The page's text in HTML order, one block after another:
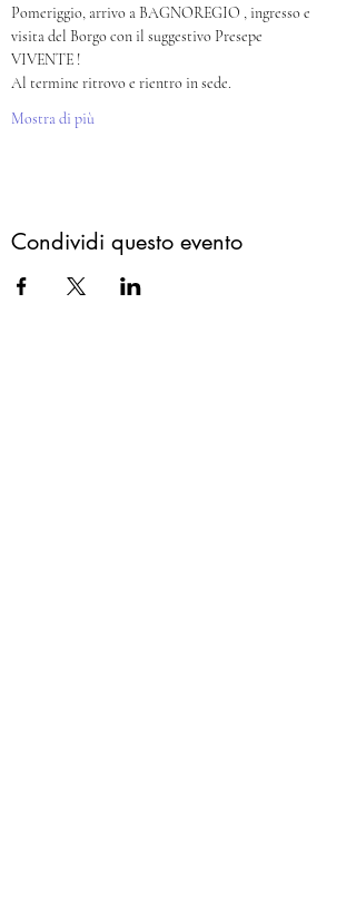
Pomeriggio, arrivo a BAGNOREGIO , ingresso e
visita del Borgo con il suggestivo Presepe
VIVENTE !
Al termine ritrovo e rientro in sede.
Mostra di più
Condividi questo evento